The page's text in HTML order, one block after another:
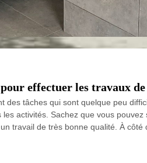
effectuer les travaux
tâches qui sont quelque peu
activités. Sachez que vous
travail de très bonne qualité. À